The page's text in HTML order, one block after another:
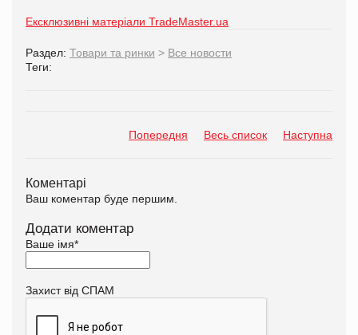
Ексклюзивні матеріали TradeMaster.ua
Раздел: Товари та ринки > Все новости
Теги:
Попередня Весь список Наступна
Коментарі
Ваш коментар буде першим.
Додати коментар
Ваше імя*
Захист від СПАМ